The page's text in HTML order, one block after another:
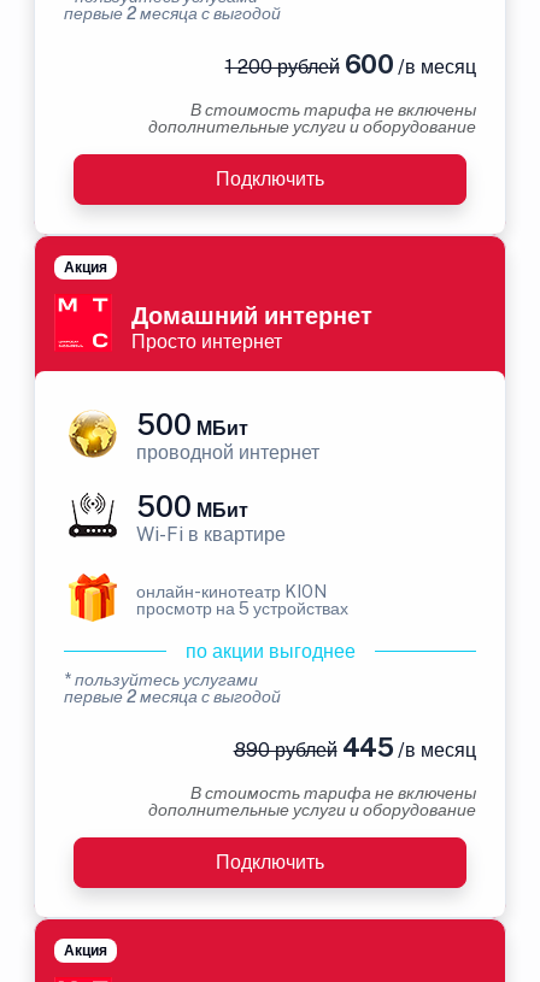
первые 2 месяца с выгодой
1 200 рублей600 /в месяц
В стоимость тарифа не включены
дополнительные услуги и оборудование
Подключить
Домашний интернет
Просто интернет
Акция
500 МБит
проводной интернет
500 МБит
Wi-Fi в квартире
онлайн-кинотеатр KION
просмотр на 5 устройствах
по акции выгоднее
* пользуйтесь услугами
первые 2 месяца с выгодой
890 рублей445 /в месяц
В стоимость тарифа не включены
дополнительные услуги и оборудование
Подключить
Акция